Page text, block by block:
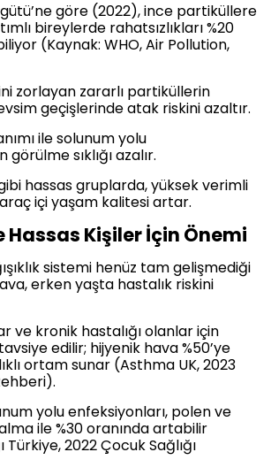
göre (2022), ince partiküllere
bireylerde rahatsızlıkları %20
(Kaynak: WHO, Air Pollution,
zorlayan zararlı partiküllerin
geçişlerinde atak riskini azaltır.
ile solunum yolu
görülme sıklığı azalır.
hassas gruplarda, yüksek verimli
içi yaşam kalitesi artar.
Hassas Kişiler İçin Önemi
sistemi henüz tam gelişmediği
erken yaşta hastalık riskini
ve kronik hastalığı olanlar için
edilir; hijyenik hava %50’ye
ortam sunar (Asthma UK, 2023
yolu enfeksiyonları, polen ve
ile %30 oranında artabilir
Türkiye, 2022 Çocuk Sağlığı